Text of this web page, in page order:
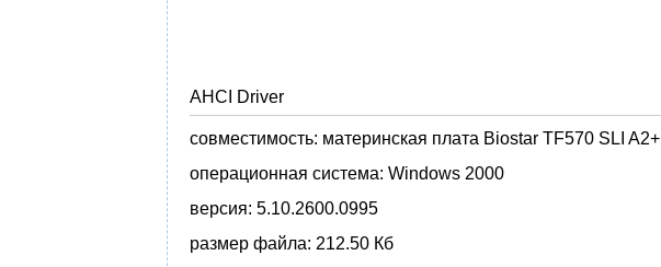
AHCI Driver
совместимость: материнская плата Biostar TF570 SLI A2+
операционная система: Windows 2000
версия: 5.10.2600.0995
размер файла: 212.50 Кб